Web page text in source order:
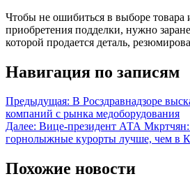
Чтобы не ошибиться в выборе товара
приобретения подделки, нужно
которой продается деталь,
Навигация по записям
Предыдущая: В Росздравнадзоре
компаний с рынка медоборудования
Далее: Вице-президент АТА Мкртчян:
горнолыжные курорты лучше, чем в
Похожие новости